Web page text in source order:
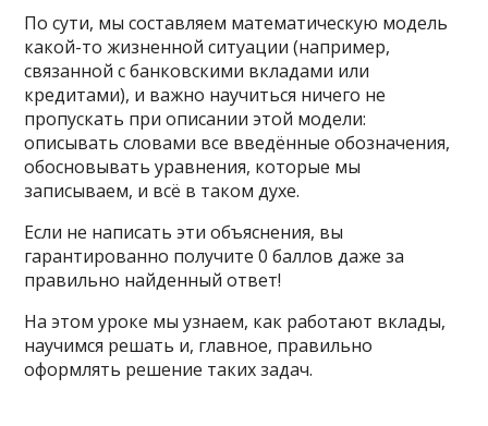
По сути, мы составляем математическую модель
какой-то жизненной ситуации (например,
связанной с банковскими вкладами или
кредитами), и важно научиться ничего не
пропускать при описании этой модели:
описывать словами все введённые обозначения,
обосновывать уравнения, которые мы
записываем, и всё в таком духе.
Если не написать эти объяснения, вы
гарантированно получите 0 баллов даже за
правильно найденный ответ!
На этом уроке мы узнаем, как работают вклады,
научимся решать и, главное, правильно
оформлять решение таких задач.